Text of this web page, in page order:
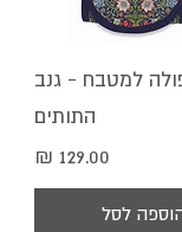
למטבח - גנב
התותים
מחיר
לסל